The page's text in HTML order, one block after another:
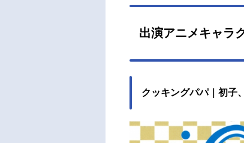
出演アニメキャラ
クッキングパパ｜初子